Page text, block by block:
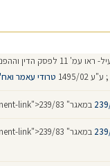
עמ' 11 לפסק הדין וההפניות שם: ע"ע
טרודי עאמר
במאגר" class="agreement-link">239/83 לעיל